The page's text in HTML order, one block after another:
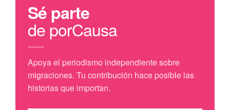
Sé parte
de porCausa
Apoya el periodismo independiente sobre
migraciones. Tu contribución hace posible las
historias que importan.